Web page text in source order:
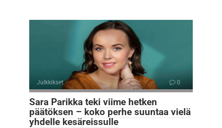
Julkkikset 0
Sara Parikka teki viime hetken
päätöksen – koko perhe suuntaa vielä
yhdelle kesäreissulle